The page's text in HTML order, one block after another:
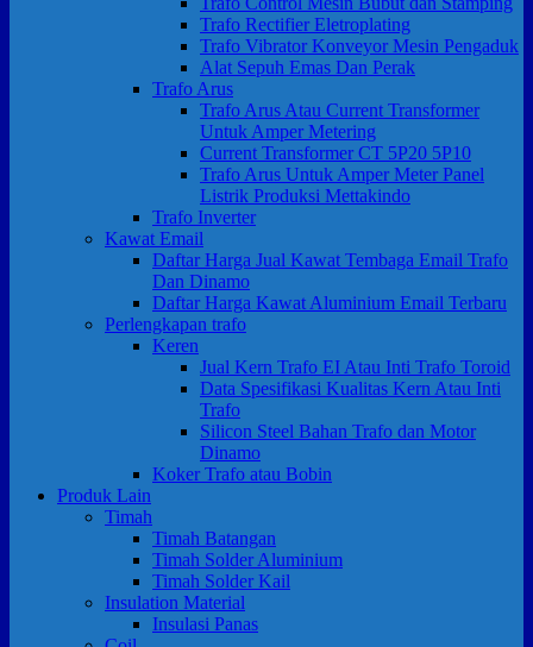
Trafo Rectifier Eletroplating
Trafo Vibrator Konveyor Mesin Pengaduk
Alat Sepuh Emas Dan Perak
Trafo Arus
Trafo Arus Atau Current Transformer
Untuk Amper Metering
Current Transformer CT 5P20 5P10
Trafo Arus Untuk Amper Meter Panel
Listrik Produksi Mettakindo
Trafo Inverter
Kawat Email
Daftar Harga Jual Kawat Tembaga Email Trafo
Dan Dinamo
Daftar Harga Kawat Aluminium Email Terbaru
Perlengkapan trafo
Keren
Jual Kern Trafo EI Atau Inti Trafo Toroid
Data Spesifikasi Kualitas Kern Atau Inti
Trafo
Silicon Steel Bahan Trafo dan Motor
Dinamo
Koker Trafo atau Bobin
Produk Lain
Timah
Timah Batangan
Timah Solder Aluminium
Timah Solder Kail
Insulation Material
Insulasi Panas